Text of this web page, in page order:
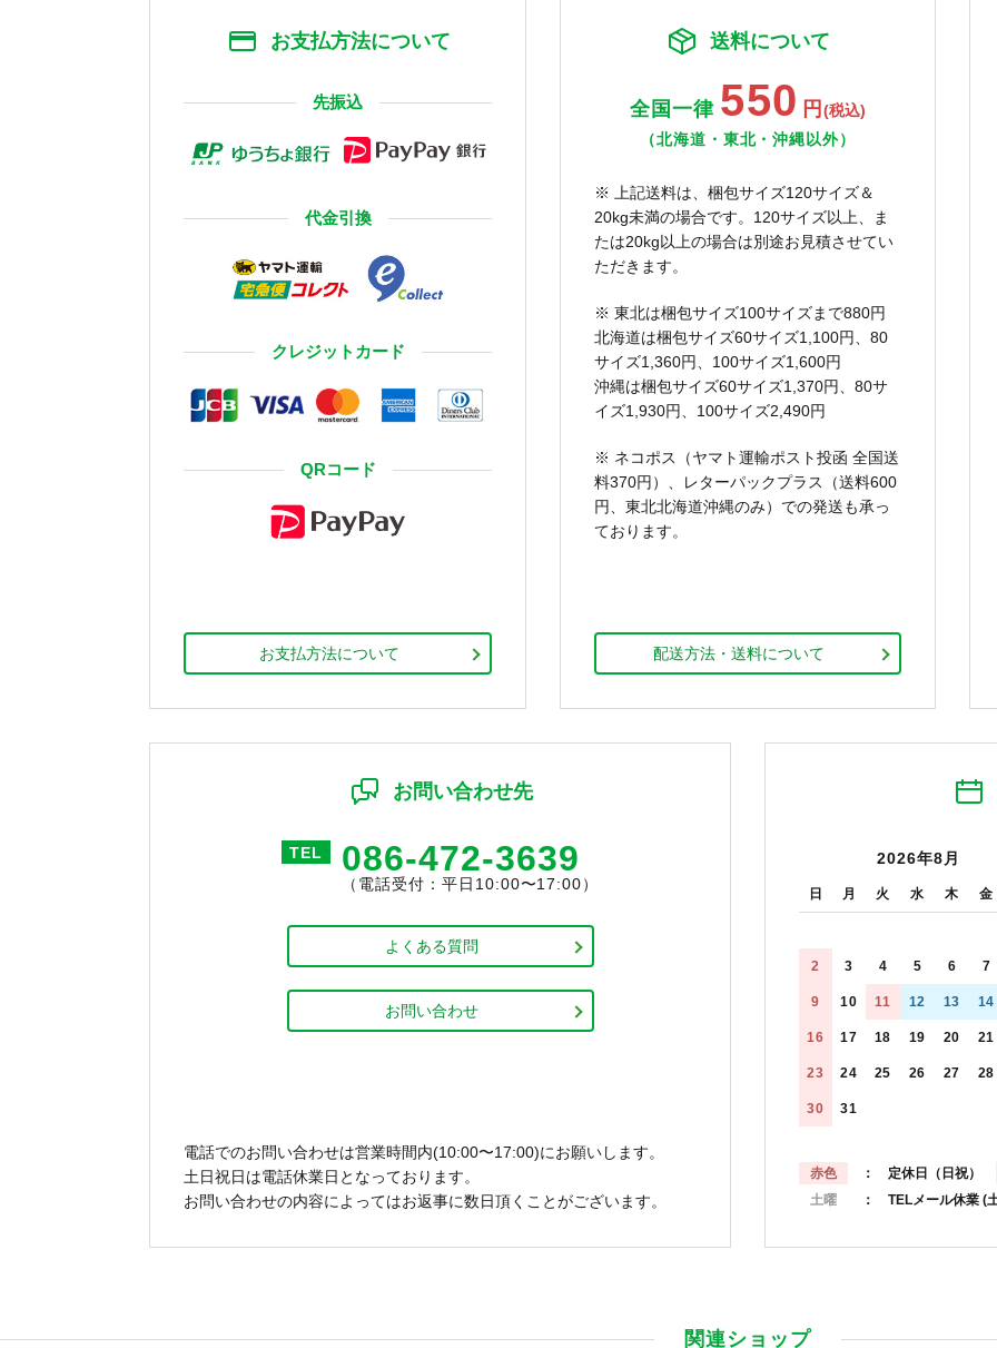
お支払方法について
先振込
代金引換
クレジットカード
QRコード
お支払方法について
送料について
全国一律 550 円 (税込)
（北海道・東北・沖縄以外）
※ 上記送料は、梱包サイズ120サイズ＆
20kg未満の場合です。120サイズ以上、ま
たは20kg以上の場合は別途お見積させてい
ただきます。
※ 東北は梱包サイズ100サイズまで880円
北海道は梱包サイズ60サイズ1,100円、80
サイズ1,360円、100サイズ1,600円
沖縄は梱包サイズ60サイズ1,370円、80サ
イズ1,930円、100サイズ2,490円
※ ネコポス（ヤマト運輸ポスト投函 全国送
料370円）、レターパックプラス（送料600
円、東北北海道沖縄のみ）での発送も承っ
ております。
配送方法・送料について
お問い合わせ先
TEL 086-472-3639
（電話受付：平日10:00〜17:00）
よくある質問
お問い合わせ
電話でのお問い合わせは営業時間内(10:00〜17:00)にお願いします。
土日祝日は電話休業日となっております。
お問い合わせの内容によってはお返事に数日頂くことがございます。
2026年8月
日 月 火 水 木 金
2 3 4 5 6 7
9 10 11 12 13 14
16 17 18 19 20 21
23 24 25 26 27 28
30 31
赤色
： 定休日（日祝）
土曜
： TELメール休業 (
関連ショップ